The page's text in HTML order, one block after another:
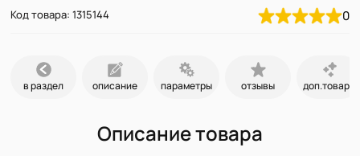
Код товара: 1315144 0
в раздел описание параметры отзывы доп.товары
Описание товара